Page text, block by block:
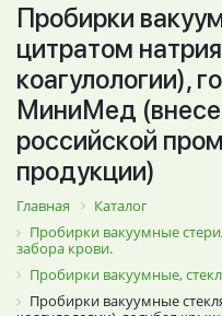
Пробирки
цитратом
коагулологии),
МиниМед
российской
продукции)
Главная
Каталог
Пробирки вакуумные
забора крови.
Пробирки вакуумные,
Пробирки вакуумные